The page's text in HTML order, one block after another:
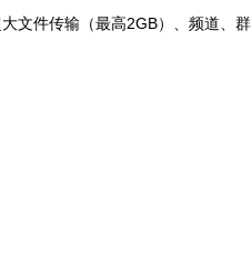
文件传输（最高2GB）、频道、群